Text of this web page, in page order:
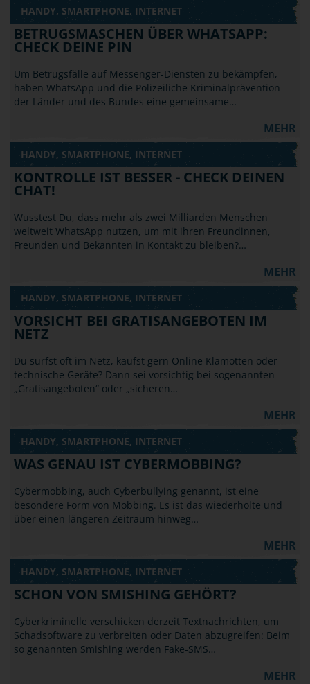
HANDY, SMARTPHONE, INTERNET
BETRUGSMASCHEN ÜBER WHATSAPP:
CHECK DEINE PIN
Um Betrugsfälle auf Messenger-Diensten zu bekämpfen,
haben WhatsApp und die Polizeiliche Kriminalprävention
der Länder und des Bundes eine gemeinsame…
MEHR
HANDY, SMARTPHONE, INTERNET
KONTROLLE IST BESSER - CHECK DEINEN
CHAT!
Wusstest Du, dass mehr als zwei Milliarden Menschen
weltweit WhatsApp nutzen, um mit ihren Freundinnen,
Freunden und Bekannten in Kontakt zu bleiben?…
MEHR
HANDY, SMARTPHONE, INTERNET
VORSICHT BEI GRATISANGEBOTEN IM
NETZ
Du surfst oft im Netz, kaufst gern Online Klamotten oder
technische Geräte? Dann sei vorsichtig bei sogenannten
„Gratisangeboten“ oder „sicheren…
MEHR
HANDY, SMARTPHONE, INTERNET
WAS GENAU IST CYBERMOBBING?
Cybermobbing, auch Cyberbullying genannt, ist eine
besondere Form von Mobbing. Es ist das wiederholte und
über einen längeren Zeitraum hinweg…
MEHR
HANDY, SMARTPHONE, INTERNET
SCHON VON SMISHING GEHÖRT?
Cyberkriminelle verschicken derzeit Textnachrichten, um
Schadsoftware zu verbreiten oder Daten abzugreifen: Beim
so genannten Smishing werden Fake-SMS…
MEHR